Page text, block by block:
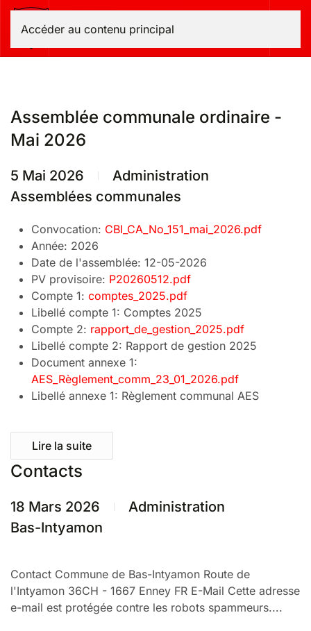
Accéder au contenu principal
Bas-Intyamon
Assemblée communale ordinaire -
Mai 2026
5 Mai 2026
Administration
Assemblées communales
Convocation: CBI_CA_No_151_mai_2026.pdf
Année: 2026
Date de l'assemblée: 12-05-2026
PV provisoire: P20260512.pdf
Compte 1: comptes_2025.pdf
Libellé compte 1: Comptes 2025
Compte 2: rapport_de_gestion_2025.pdf
Libellé compte 2: Rapport de gestion 2025
Document annexe 1:
AES_Règlement_comm_23_01_2026.pdf
Libellé annexe 1: Règlement communal AES
Lire la suite
Contacts
18 Mars 2026
Administration
Bas-Intyamon
Contact Commune de Bas-Intyamon Route de
l'Intyamon 36CH - 1667 Enney FR E-Mail Cette adresse
e-mail est protégée contre les robots spammeurs....